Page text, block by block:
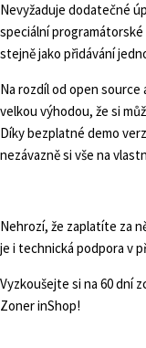
Nevyžaduje dodatečné
speciální
stejně jako přidávání
Na rozdíl od open source
velkou výhodou, že si
Díky bezplatné demo
nezávazně si vše na
Nehrozí, že zaplatíte za
je i technická podpora v
Vyzkoušejte si na 60 dní
Zoner inShop!